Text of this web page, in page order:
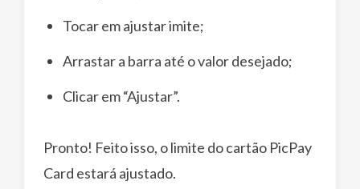
Tocar em ajustar imite;
Arrastar a barra até o valor desejado;
Clicar em “Ajustar”.
Pronto! Feito isso, o limite do cartão PicPay
Card estará ajustado.